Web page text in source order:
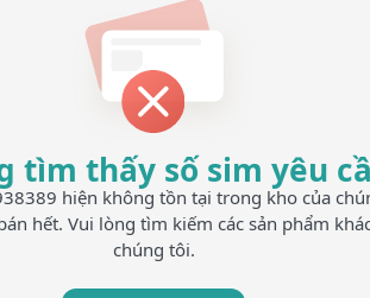
tìm thấy số sim yêu
hiện không tồn tại trong kho của
hết. Vui lòng tìm kiếm các sản phẩm
chúng tôi.